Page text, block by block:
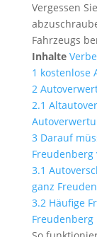
Vergessen
Fahrzeugs
Inhalte
1 kostenlose
2
2.1
3 Darauf
3.1
ganz
3.2 Häufige
Freudenberg